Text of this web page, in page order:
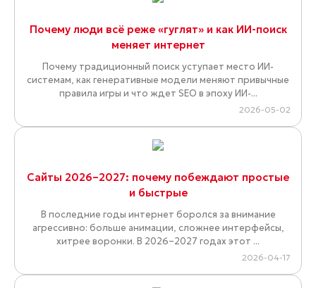
Почему люди всё реже «гуглят» и как ИИ-поиск
меняет интернет
Почему традиционный поиск уступает место ИИ-
системам, как генеративные модели меняют привычные
правила игры и что ждет SEO в эпоху ИИ-...
2026-05-02
Сайты 2026–2027: почему побеждают простые
и быстрые
В последние годы интернет боролся за внимание
агрессивно: больше анимации, сложнее интерфейсы,
хитрее воронки. В 2026–2027 годах этот ...
2026-04-17